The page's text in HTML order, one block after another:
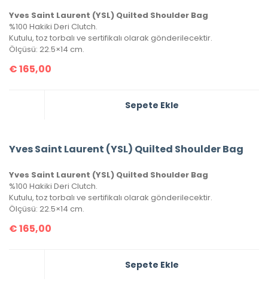
Yves Saint Laurent (YSL) Quilted Shoulder Bag
%100 Hakiki Deri Clutch.
Kutulu, toz torbalı ve sertifikalı olarak gönderilecektir.
Ölçüsü: 22.5×14 cm.
€165,00
Sepete Ekle
Yves Saint Laurent (YSL) Quilted Shoulder Bag
Yves Saint Laurent (YSL) Quilted Shoulder Bag
%100 Hakiki Deri Clutch.
Kutulu, toz torbalı ve sertifikalı olarak gönderilecektir.
Ölçüsü: 22.5×14 cm.
€165,00
Sepete Ekle